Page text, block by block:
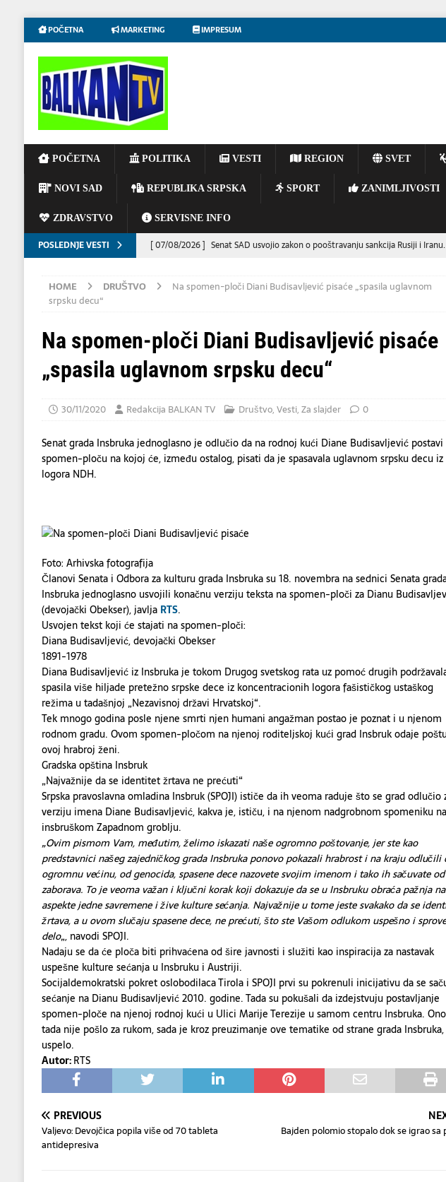
POČETNA MARKETING IMPRESUM
POČETNA POLITIKA VESTI REGION SVET
NOVI SAD REPUBLIKA SRPSKA SPORT ZANIMLJIVOSTI
ZDRAVSTVO SERVISNE INFO
POSLEDNJE VESTI [ 07/08/2026 ] Senat SAD usvojio zakon o pooštravanju sankcija Rusiji i Iranu.
DRUŠTVO
[ 07/08/2026 ]
Dve osobe poginule, više od 20 povređeno u pucnjavi u školi
[ 08/08/2026 ] BLACK COUNTRY, NEW ROAD
HOME DRUŠTVO
Na spomen-ploči Diani Budisavljević pisaće „spasila uglavnom
srpsku decu“
Na spomen-ploči Diani Budisavljević pisaće
„spasila uglavnom srpsku decu“
30/11/2020 Redakcija BALKAN TV Društvo,Vesti,Za slajder 0
Senat grada Insbruka jednoglasno je odlučio da na rodnoj kući Diane Budisavljević postavi
spomen-ploču na kojoj će, između ostalog, pisati da je spasavala uglavnom srpsku decu iz
logora NDH.
Foto: Arhivska fotografija
Članovi Senata i Odbora za kulturu grada Insbruka su 18. novembra na sednici Senata
Insbruka jednoglasno usvojili konačnu verziju teksta na spomen-ploči za Dianu
(devojački Obekser), javlja RTS.
Usvojen tekst koji će stajati na spomen-ploči:
Diana Budisavljević, devojački Obekser
1891-1978
Diana Budisavljević iz Insbruka je tokom Drugog svetskog rata uz pomoć drugih
spasila više hiljade pretežno srpske dece iz koncentracionih logora fašističkog ustaškog
režima u tadašnjoj „Nezavisnoj državi Hrvatskoj“.
Tek mnogo godina posle njene smrti njen humani angažman postao je poznat i u njenom
rodnom gradu. Ovom spomen-pločom na njenoj roditeljskoj kući grad Insbruk odaje
ovoj hrabroj ženi.
Gradska opština Insbruk
„Najvažnije da se identitet žrtava ne prećuti“
Srpska pravoslavna omladina Insbruk (SPOJI) ističe da ih veoma raduje što se grad odlučio
verziju imena Diane Budisavljević, kakva je, ističu, i na njenom nadgrobnom spomeniku na
insbruškom Zapadnom groblju.
„Ovim pismom Vam, međutim, želimo iskazati naše ogromno poštovanje, jer ste kao
predstavnici našeg zajedničkog grada Insbruka ponovo pokazali hrabrost i na kraju odlučili
ogromnu većinu, od genocida, spasene dece nazovete svojim imenom i tako ih sačuvate od
zaborava. To je veoma važan i ključni korak koji dokazuje da se u Insbruku obraća pažnja
aspekte jedne savremene i žive kulture sećanja. Najvažnije u tome jeste svakako da se
žrtava, a u ovom slučaju spasene dece, ne prećuti, što ste Vašom odlukom uspešno i
delo„, navodi SPOJI.
Nadaju se da će ploča biti prihvaćena od šire javnosti i služiti kao inspiracija za nastavak
uspešne kulture sećanja u Insbruku i Austriji.
Socijaldemokratski pokret oslobodilaca Tirola i SPOJI prvi su pokrenuli inicijativu da se
sećanje na Dianu Budisavljević 2010. godine. Tada su pokušali da izdejstvuju postavljanje
spomen-ploče na njenoj rodnoj kući u Ulici Marije Terezije u samom centru Insbruka.
tada nije pošlo za rukom, sada je kroz preuzimanje ove tematike od strane grada Insbruka,
uspelo.
Autor:RTS
PREVIOUS
Valjevo: Devojčica popila više od 70 tableta
antidepresiva
Bajden polomio stopalo dok se igrao sa